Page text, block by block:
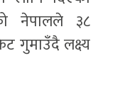
नेपालले ३८
गुमाउँदै लक्ष्य